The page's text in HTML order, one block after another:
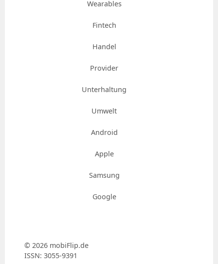
Wearables
Fintech
Handel
Provider
Unterhaltung
Umwelt
Android
Apple
Samsung
Google
© 2026 mobiFlip.de
ISSN: 3055-9391